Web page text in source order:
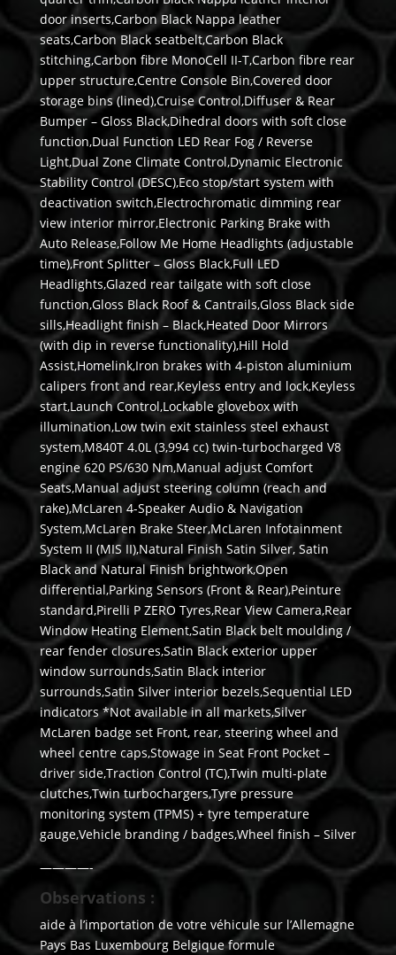
door inserts,Carbon Black Nappa leather
seats,Carbon Black seatbelt,Carbon Black
stitching,Carbon fibre MonoCell II-T,Carbon fibre rear
upper structure,Centre Console Bin,Covered door
storage bins (lined),Cruise Control,Diffuser & Rear
Bumper – Gloss Black,Dihedral doors with soft close
function,Dual Function LED Rear Fog / Reverse
Light,Dual Zone Climate Control,Dynamic Electronic
Stability Control (DESC),Eco stop/start system with
deactivation switch,Electrochromatic dimming rear
view interior mirror,Electronic Parking Brake with
Auto Release,Follow Me Home Headlights (adjustable
time),Front Splitter – Gloss Black,Full LED
Headlights,Glazed rear tailgate with soft close
function,Gloss Black Roof & Cantrails,Gloss Black side
sills,Headlight finish – Black,Heated Door Mirrors
(with dip in reverse functionality),Hill Hold
Assist,Homelink,Iron brakes with 4-piston aluminium
calipers front and rear,Keyless entry and lock,Keyless
start,Launch Control,Lockable glovebox with
illumination,Low twin exit stainless steel exhaust
system,M840T 4.0L (3,994 cc) twin-turbocharged V8
engine 620 PS/630 Nm,Manual adjust Comfort
Seats,Manual adjust steering column (reach and
rake),McLaren 4-Speaker Audio & Navigation
System,McLaren Brake Steer,McLaren Infotainment
System II (MIS II),Natural Finish Satin Silver, Satin
Black and Natural Finish brightwork,Open
differential,Parking Sensors (Front & Rear),Peinture
standard,Pirelli P ZERO Tyres,Rear View Camera,Rear
Window Heating Element,Satin Black belt moulding /
rear fender closures,Satin Black exterior upper
window surrounds,Satin Black interior
surrounds,Satin Silver interior bezels,Sequential LED
indicators *Not available in all markets,Silver
McLaren badge set Front, rear, steering wheel and
wheel centre caps,Stowage in Seat Front Pocket –
driver side,Traction Control (TC),Twin multi-plate
clutches,Twin turbochargers,Tyre pressure
monitoring system (TPMS) + tyre temperature
gauge,Vehicle branding / badges,Wheel finish – Silver
————-
Observations :
aide à l’importation de votre véhicule sur l’Allemagne
Pays Bas Luxembourg Belgique formule